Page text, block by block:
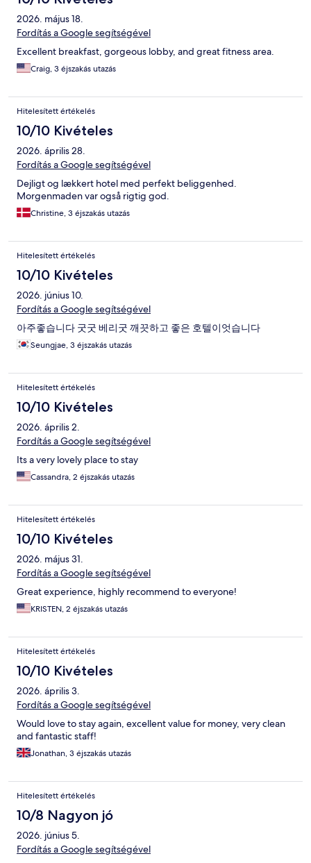
2026. május 18.
Fordítás a Google segítségével
Excellent breakfast, gorgeous lobby, and great fitness area.
Craig, 3 éjszakás utazás
Hitelesített értékelés
10/10 Kivételes
2026. április 28.
Fordítás a Google segítségével
Dejligt og lækkert hotel med perfekt beliggenhed.
Morgenmaden var også rigtig god.
Christine, 3 éjszakás utazás
Hitelesített értékelés
10/10 Kivételes
2026. június 10.
Fordítás a Google segítségével
아주좋습니다 굿굿 베리굿 깨끗하고 좋은 호텔이엇습니다
Seungjae, 3 éjszakás utazás
Hitelesített értékelés
10/10 Kivételes
2026. április 2.
Fordítás a Google segítségével
Its a very lovely place to stay
Cassandra, 2 éjszakás utazás
Hitelesített értékelés
10/10 Kivételes
2026. május 31.
Fordítás a Google segítségével
Great experience, highly recommend to everyone!
KRISTEN, 2 éjszakás utazás
Hitelesített értékelés
10/10 Kivételes
2026. április 3.
Fordítás a Google segítségével
Would love to stay again, excellent value for money, very clean
and fantastic staff!
Jonathan, 3 éjszakás utazás
Hitelesített értékelés
10/8 Nagyon jó
2026. június 5.
Fordítás a Google segítségével